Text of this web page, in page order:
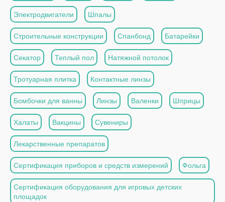
Электродвигатели Шпалы
Строительные конструкции Спанбонд Батарейки
Секатор Теплый пол Натяжной потолок
Тротуарная плитка Контактные линзы
Бомбочки для ванны Линзы Валенки Шприцы
Халаты Вакцины Сувениры
Лекарственные препаратов
Сертификация приборов и средств измерений Фольга
Сертификация оборудования для игровых детских
площадок